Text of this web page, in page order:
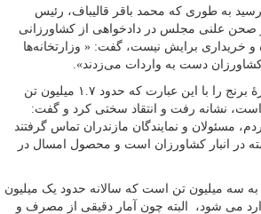
به طوری که محمد باقر قالیباف، رئیس
علنی مجلس در دادخواهی از کشاورزانی
خریداری برایش نیست، گفت: « وزارتخانه‌ها
کشاورزان دست به واردات می‌زدند».
وی واردات بی‌رویه در حوزۀ برنج را با این عبارت که حدود ۱.۷ میلیون تن
نشانه رفت و انتقاد سختی کرد و گفت:
مسئولان و نمایندگان مازندران تماس گرفتند
در انبار کشاورزان است و محصول امسال در
سه میلیون تن است که سالانه حدود یک میلیون
می شود، البته چون آمار دقیقی از مصرف و